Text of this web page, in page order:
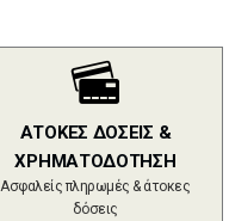
ΑΤΟΚΕΣ ΔΟΣΕΙΣ &
ΧΡΗΜΑΤΟΔΟΤΗΣΗ
Ασφαλείς πληρωμές & άτοκες
δόσεις